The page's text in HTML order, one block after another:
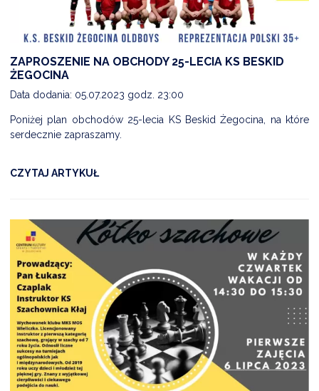
CZYSTE POWIETRZE
EWIDENCJA EMISYJNOŚCI BUDYNKÓW (CEEB)
ZAPROSZENIE NA OBCHODY 25-LECIA KS BESKID
ŻEGOCINA
Data dodania: 05.07.2023 godz. 23:00
Poniżej plan obchodów 25-lecia KS Beskid Żegocina, na które
serdecznie zapraszamy.
CZYTAJ ARTYKUŁ